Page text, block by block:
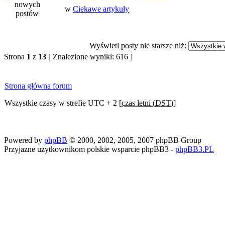
w Ciekawe artykuły
Wyświetl posty nie starsze niż:
Strona 1 z 13 [ Znalezione wyniki: 616 ]
Strona główna forum
Wszystkie czasy w strefie UTC + 2 [czas letni (DST)]
Powered by phpBB © 2000, 2002, 2005, 2007 phpBB Group
Przyjazne użytkownikom polskie wsparcie phpBB3 - phpBB3.PL